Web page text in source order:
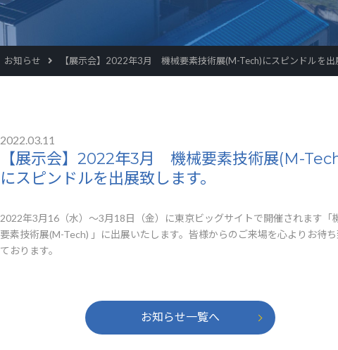
お知らせ 【展示会】2022年3月 機械要素技術展(M-Tech)にスピンドルを出
2022.03.11
【展示会】2022年3月 機械要素技術展(M-
にスピンドルを出展致します。
2022年3月16（水）～3月18日（金）に東京ビッグサイトで開催されます「
要素技術展(M-Tech) 」に出展いたします。皆様からのご来場を心よりお待ち
ております。
お知らせ一覧へ